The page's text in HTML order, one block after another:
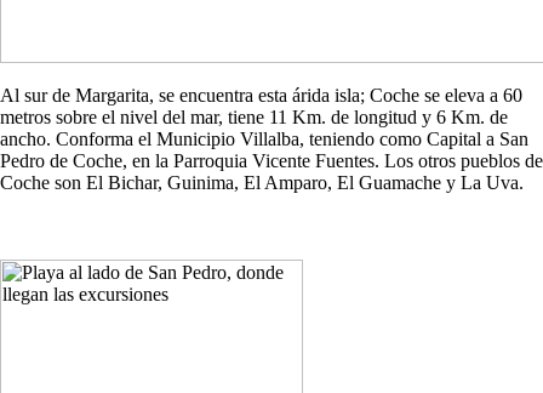
Al sur de Margarita, se encuentra esta árida isla; Coche se eleva a 60
metros sobre el nivel del mar, tiene 11 Km. de longitud y 6 Km. de
ancho. Conforma el Municipio Villalba, teniendo como Capital a San
Pedro de Coche, en la Parroquia Vicente Fuentes. Los otros pueblos de
Coche son El Bichar, Guinima, El Amparo, El Guamache y La Uva.